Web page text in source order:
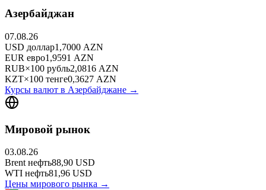
Азербайджан
07.08.26
USD доллар1,7000 AZN
EUR евро1,9591 AZN
RUB×100 рубль2,0816 AZN
KZT×100 тенге0,3627 AZN
Курсы валют в Азербайджане →
Мировой рынок
03.08.26
Brent нефть88,90 USD
WTI нефть81,96 USD
Цены мирового рынка →